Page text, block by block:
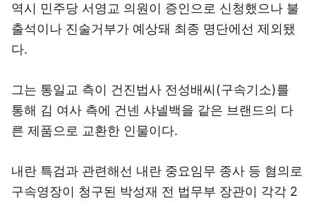
역시 민주당 서영교 의원이 증인으로 신청했으나 불
출석이나 진술거부가 예상돼 최종 명단에선 제외됐
다.
그는 통일교 측이 건진법사 전성배씨(구속기소)를
통해 김 여사 측에 건넨 샤넬백을 같은 브랜드의 다
른 제품으로 교환한 인물이다.
내란 특검과 관련해선 내란 중요임무 종사 등 혐의로
구속영장이 청구된 박성재 전 법무부 장관이 각각 2